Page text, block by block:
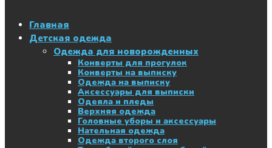
Главная
Детская одежда
Одежда для новорожденных
Конверты для прогулок
Конверты на выписку
Одежда на выписку
Аксессуары для выписки
Одеяла и пледы
Верхняя одежда
Головные уборы и аксессуары
Нательная одежда
Одежда второго слоя